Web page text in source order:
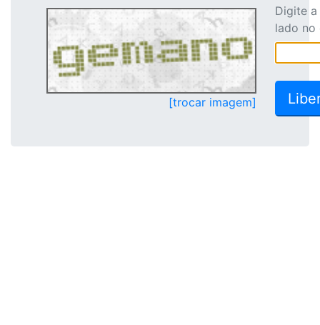
[trocar imagem]
Digite
lado no